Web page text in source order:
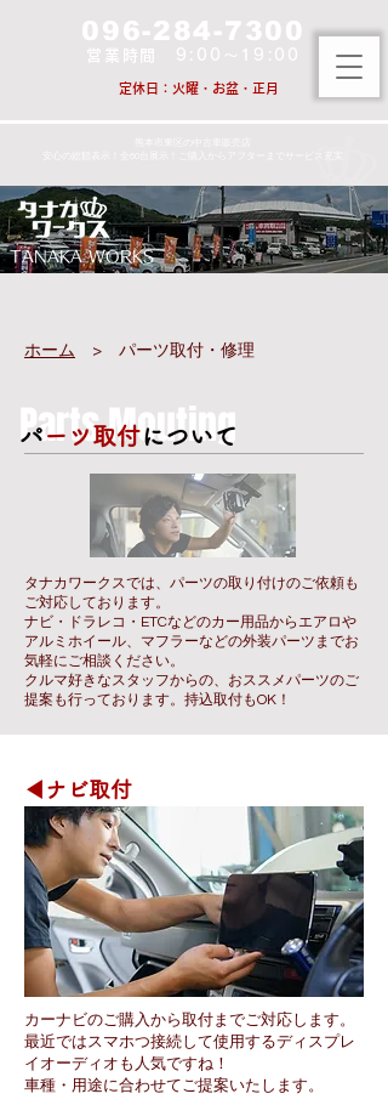
TANAKA WORKS
096-284-7300
営業時間 9:00～19:00
​定休日：火曜・お盆・正月
ホーム >​ パーツ取付・修理
Parts Mouting
​パーツ取付について
タナカワークスでは、パーツの取り付けのご依頼も
ご対応しております。
ナビ・ドラレコ・ETCなどのカー用品からエアロや
アルミホイール、マフラーなどの外装パーツまでお
気軽にご相談ください。
クルマ好きなスタッフからの、おススメパーツのご
提案も行っております。持込取付もOK！
◀ナビ取付
カーナビのご購入から取付までご対応します。
最近ではスマホつ接続して使用するディスプレ
イオーディオも人気ですね！
​車種・用途に合わせてご提案いたします。